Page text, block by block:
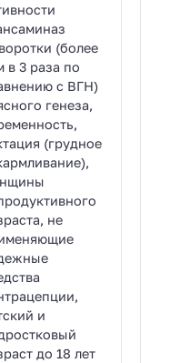
(более
в 3 раза по
с ВГН)
генеза,
(грудное
не
и
до 18 лет